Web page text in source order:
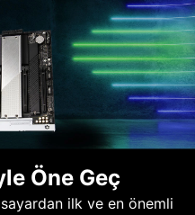
Öne Geç
ilk ve en önemli